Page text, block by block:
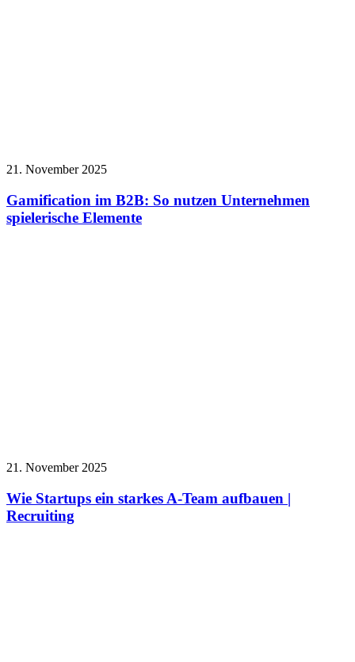
21. November 2025
Gamification im B2B: So nutzen Unternehmen
spielerische Elemente
21. November 2025
Wie Startups ein starkes A-Team aufbauen |
Recruiting